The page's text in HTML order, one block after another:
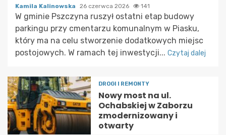
Kamila Kalinowska 26 czerwca 2026 141
W gminie Pszczyna ruszył ostatni etap budowy
parkingu przy cmentarzu komunalnym w Piasku,
który ma na celu stworzenie dodatkowych miejsc
postojowych. W ramach tej inwestycji... Czytaj dalej
DROGI I REMONTY
Nowy most na ul.
Ochabskiej w Zaborzu
zmodernizowany i
otwarty